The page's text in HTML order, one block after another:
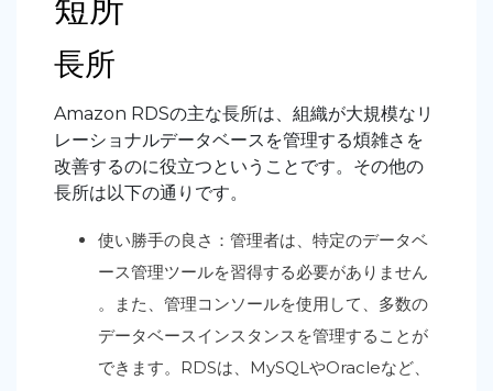
長所
Amazon RDSの主な長所は、組織が大規模なリ
レーショナルデータベースを管理する煩雑さを
改善するのに役立つということです。その他の
長所は以下の通りです。
使い勝手の良さ：管理者は、特定のデータベ
ース管理ツールを習得する必要がありません
。また、管理コンソールを使用して、多数の
データベースインスタンスを管理することが
できます。RDSは、MySQLやOracleなど、